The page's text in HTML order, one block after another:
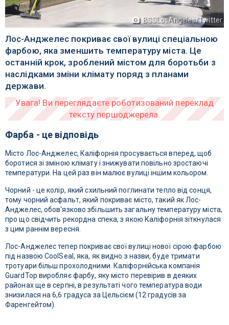
BSSLosAngeles/Twitter
Лос-Анджелес покриває свої вулиці спеціальною
фарбою, яка зменшить температуру міста. Це
останній крок, зроблений містом для боротьби з
наслідками зміни клімату поряд з планами
держави.
Фарба - це відповідь
Місто Лос-Анджелес, Каліфорнія просувається вперед, щоб
боротися зі зміною клімату і знижувати повільно зростаючі
температури. На цей раз він малює вулиці іншим кольором.
Чорний - це колір, який схильний поглинати тепло від сонця,
тому чорний асфальт, який покриває місто, такий як Лос-
Анджелес, обов'язково збільшить загальну температуру міста,
про що свідчить рекордна спека, з якою Каліфорнія зіткнулася
з цим раннім вересня.
Лос-Анджелес тепер покриває свої вулиці нової сірою фарбою
під назвою CoolSeal, яка, як видно з назви, буде тримати
тротуари більш прохолодними. Каліфорнійська компанія
GuardTop виробляє фарбу, яку місто перевірив в деяких
районах ще в серпні, в результаті чого температура води
знизилася на 6,6 градуса за Цельсієм (12 градусів за
Фаренгейтом).